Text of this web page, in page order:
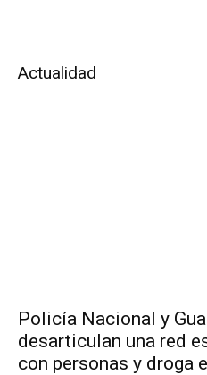
Actualidad
Policía Nacional y
desarticulan una red
con personas y droga